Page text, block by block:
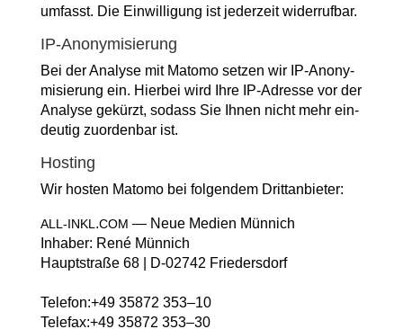
umfasst. Die Ein­wil­li­gung ist jeder­zeit widerrufbar.
IP-Anony­mi­sie­rung
Bei der Ana­ly­se mit Mato­mo set­zen wir IP-Anony­
mi­sie­rung ein. Hier­bei wird Ihre IP-Adres­se vor der
Ana­ly­se gekürzt, sodass Sie Ihnen nicht mehr ein­
deu­tig zuor­den­bar ist.
Hos­ting
Wir hos­ten Mato­mo bei fol­gen­dem Drittanbieter:
ALL-INKL .COM — Neue Medi­en Münnich
Inha­ber: René Münnich
Haupt­stra­ße 68 | D‑02742 Friedersdorf
Telefon:+49 35872 353–10
Telefax:+49 35872 353–30